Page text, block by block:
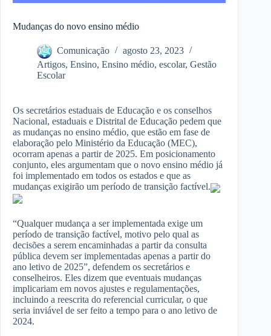
Mudanças do novo ensino médio
Comunicação
agosto 23, 2023
Artigos, Ensino, Ensino médio, escolar, Gestão
Escolar
Os secretários estaduais de Educação e os conselhos
Nacional, estaduais e Distrital de Educação pedem que
as mudanças no ensino médio, que estão em fase de
elaboração pelo Ministério da Educação (MEC),
ocorram apenas a partir de 2025. Em posicionamento
conjunto, eles argumentam que o novo ensino médio já
foi implementado em todos os estados e que as
mudanças exigirão um período de transição factível.
“Qualquer mudança a ser implementada exige um
período de transição factível, motivo pelo qual as
decisões a serem encaminhadas a partir da consulta
pública devem ser implementadas apenas a partir do
ano letivo de 2025”, defendem os secretários e
conselheiros. Eles dizem que eventuais mudanças
implicariam em novos ajustes e regulamentações,
incluindo a reescrita do referencial curricular, o que
seria inviável de ser feito a tempo para o ano letivo de
2024.